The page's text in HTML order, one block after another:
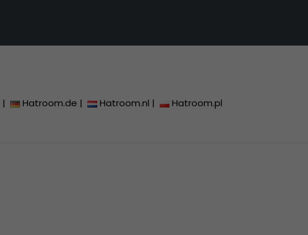
| Hatroom.de | Hatroom.nl | Hatroom.pl